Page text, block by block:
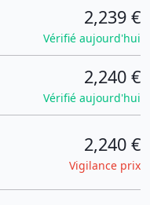
2,239 €
Vérifié aujourd'hui
2,240 €
Vérifié aujourd'hui
2,240 €
Vigilance prix